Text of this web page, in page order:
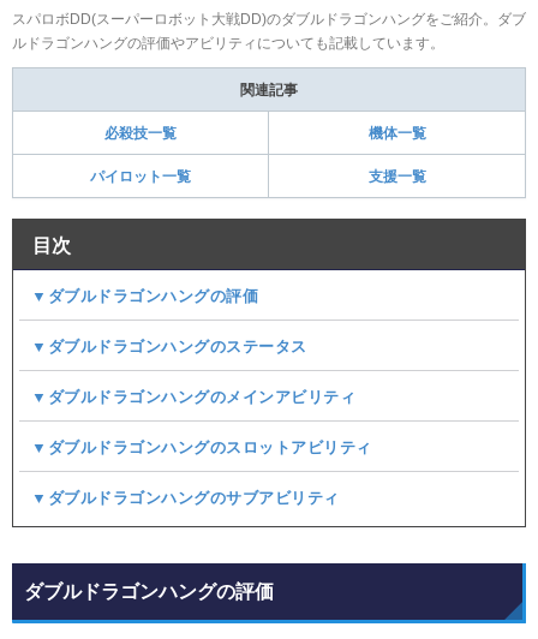
スパロボDD(スーパーロボット大戦DD)のダブルドラゴンハングをご紹介。ダブ
ルドラゴンハングの評価やアビリティについても記載しています。
関連記事
必殺技一覧 機体一覧
パイロット一覧 支援一覧
目次
▼ダブルドラゴンハングの評価
▼ダブルドラゴンハングのステータス
▼ダブルドラゴンハングのメインアビリティ
▼ダブルドラゴンハングのスロットアビリティ
▼ダブルドラゴンハングのサブアビリティ
ダブルドラゴンハングの評価